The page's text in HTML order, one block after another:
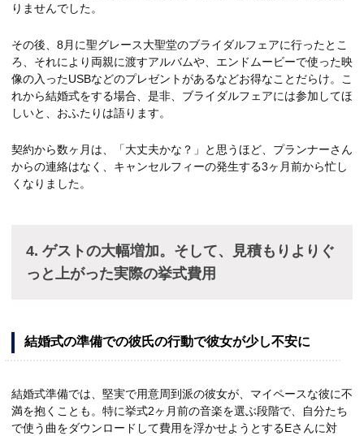
りませんでした。
その後、8月に聖グレース大聖堂のブライダルフェアに行ったとこ
ろ、それにより両親に渡すアルバムや、エンドムービーで使った映
像の入ったUSBなどのプレゼントがあるなどお得なことだらけ。こ
れから結婚式をする場合、是非、ブライダルフェアには参加してほ
しいと、おふたりは語ります。
契約から数ヶ月は、「大丈夫かな？」と思うほど、プランナーさん
からの連絡はなく、キャンセルフィーの発生する3ヶ月前から忙し
くなりました。
4. ゲストの大幅増加。そして、見積もりよりぐ
っと上がった実際の挙式費用
結婚式の準備での彼氏の行動で彼女が少し不安に
結婚式準備では、堅実で用意周到派の彼女が、マイペースな彼に不
満を抱くことも。特に挙式2ヶ月前の音楽を選ぶ段階で、自分たち
で使う曲をダウンロードして費用を浮かせようとするEさんに対